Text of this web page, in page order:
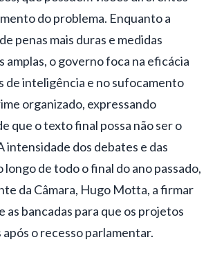
do problema. Enquanto a
penas mais duras e medidas
amplas, o governo foca na eficácia
de inteligência e no sufocamento
organizado, expressando
que o texto final possa não ser o
intensidade dos debates e das
longo de todo o final do ano passado,
da Câmara, Hugo Motta, a firmar
as bancadas para que os projetos
o recesso parlamentar.